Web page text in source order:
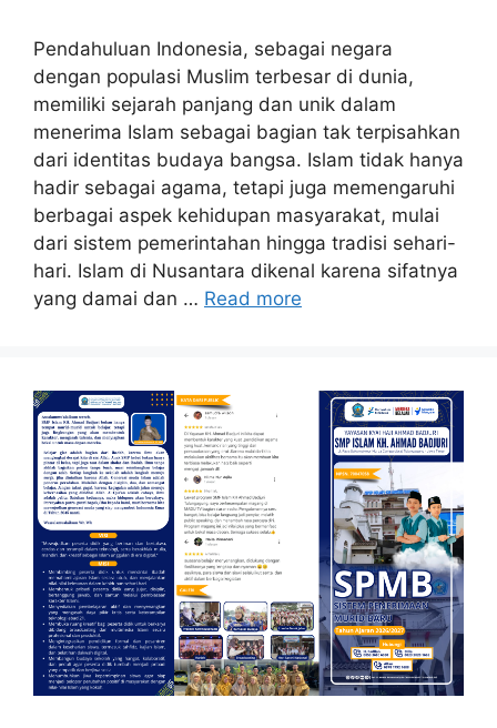
Pendahuluan Indonesia, sebagai negara
dengan populasi Muslim terbesar di dunia,
memiliki sejarah panjang dan unik dalam
menerima Islam sebagai bagian tak terpisahkan
dari identitas budaya bangsa. Islam tidak hanya
hadir sebagai agama, tetapi juga memengaruhi
berbagai aspek kehidupan masyarakat, mulai
dari sistem pemerintahan hingga tradisi sehari-
hari. Islam di Nusantara dikenal karena sifatnya
yang damai dan … Read more